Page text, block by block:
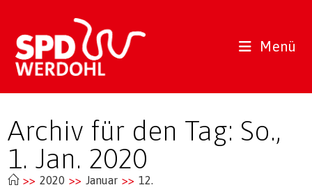
Menü
Archiv für den Tag: So.,
1. Jan. 2020
>> 2020 >> Januar >> 12.